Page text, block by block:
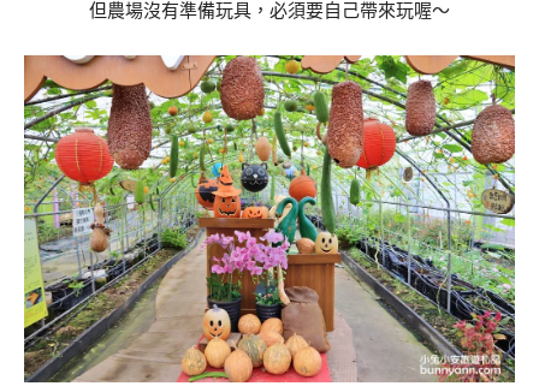
但農場沒有準備玩具，必須要自己帶來玩喔～